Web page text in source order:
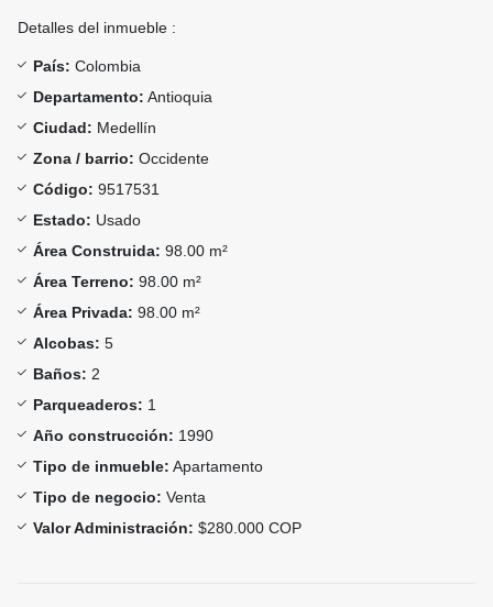
Detalles del inmueble :
País: Colombia
Departamento: Antioquia
Ciudad: Medellín
Zona / barrio: Occidente
Código: 9517531
Estado: Usado
Área Construida: 98.00 m²
Área Terreno: 98.00 m²
Área Privada: 98.00 m²
Alcobas: 5
Baños: 2
Parqueaderos: 1
Año construcción: 1990
Tipo de inmueble: Apartamento
Tipo de negocio: Venta
Valor Administración: $280.000 COP